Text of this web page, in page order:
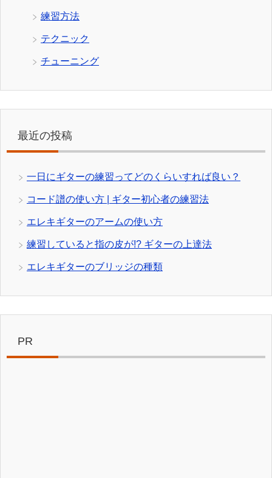
練習方法
テクニック
チューニング
最近の投稿
一日にギターの練習ってどのくらいすれば良い？
コード譜の使い方 | ギター初心者の練習法
エレキギターのアームの使い方
練習していると指の皮が!? ギターの上達法
エレキギターのブリッジの種類
PR